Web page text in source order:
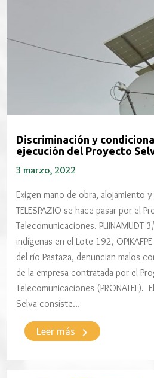
Discriminación y
ejecución del Proyecto
3 marzo, 2022
Exigen mano de obra, alojamiento
TELESPAZIO se hace pasar por el
Telecomunicaciones. PUINAMUDT
indígenas en el Lote 192,
del río Pastaza, denuncian malos
de la empresa contratada por el
Telecomunicaciones (PRONATEL).
Selva consiste…
Leer más keyboard_arrow_right